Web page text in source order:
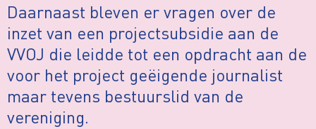
Daarnaast bleven er vragen over de
inzet van een projectsubsidie aan de
VVOJ die leidde tot een opdracht aan de
voor het project geëigende journalist
maar tevens bestuurslid van de
vereniging.